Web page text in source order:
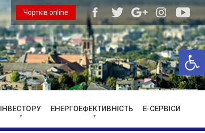
Чортків online
ІНВЕСТОРУ ЕНЕРГОЕФЕКТИВНІСТЬ Е-СЕРВІСИ